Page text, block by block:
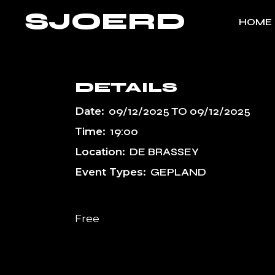
SJOERD HOME
DETAILS
Date: 09/12/2025TO 09/12/2025
Time: 19:00
Location: DE BRASSEY
Event Types: GEPLAND
Free